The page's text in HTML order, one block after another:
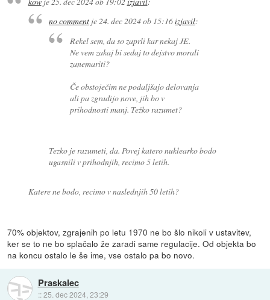
no comment je24. dec 2024 ob 15:16izjavil:
Rekel sem, da so zaprli kar nekaj JE.
Ne vem zakaj bi sedaj to dejstvo morali
zanemariti?
Če obstoječim ne podaljšajo delovanja
ali pa zgradijo nove, jih bo v
prihodnosti manj. Težko razumet?
Tezko je razumeti, da. Povej katero nuklearko bodo
ugasnili v prihodnjih, recimo 5 letih.
Katere ne bodo, recimo v naslednjih 50 letih?
70% objektov, zgrajenih po letu 1970 ne bo šlo nikoli v ustavitev,
ker se to ne bo splačalo že zaradi same regulacije. Od objekta bo
na koncu ostalo le še ime, vse ostalo pa bo novo.
Praskalec
::25. dec 2024, 23:29